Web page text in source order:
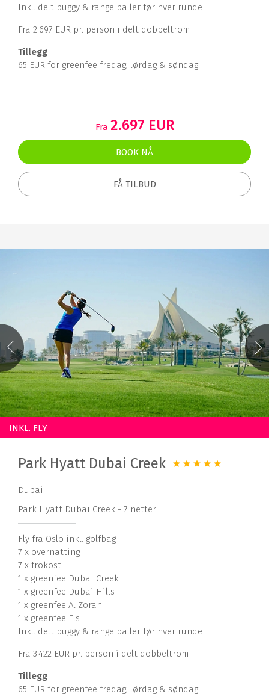
Inkl. delt buggy & range baller før hver runde
Fra 2.697 EUR pr. person i delt dobbeltrom
Tillegg
65 EUR for greenfee fredag, lørdag & søndag
Fra 2.697 EUR
BOOK NÅ
FÅ TILBUD
INKL. FLY
Park Hyatt Dubai Creek
Dubai
Park Hyatt Dubai Creek - 7 netter
Fly fra Oslo inkl. golfbag
7 x overnatting
7 x frokost
1 x greenfee Dubai Creek
1 x greenfee Dubai Hills
1 x greenfee Al Zorah
1 x greenfee Els
Inkl. delt buggy & range baller før hver runde
Fra 3.422 EUR pr. person i delt dobbeltrom
Tillegg
65 EUR for greenfee fredag, lørdag & søndag